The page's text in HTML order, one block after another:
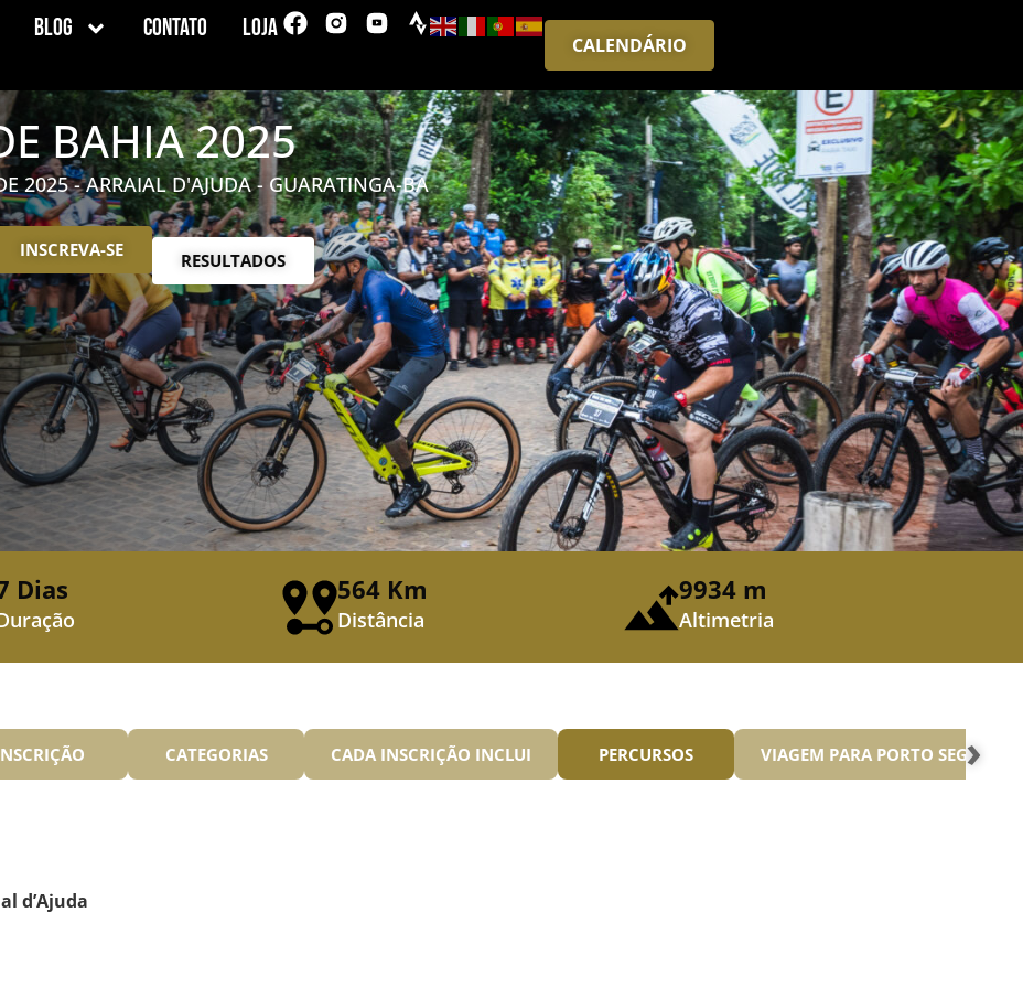
Blog Contato Loja
CALENDÁRIO
BAHIA 2025
2025 - ARRAIAL D'AJUDA - GUARATINGA-BA
INSCREVA-SE RESULTADOS
Dias 564 Km
Distância
9934 m
Altimetria
CATEGORIAS CADA INSCRIÇÃO INCLUI PERCURSOS VIAGEM PARA PORTO SEGURO
›
d’Ajuda